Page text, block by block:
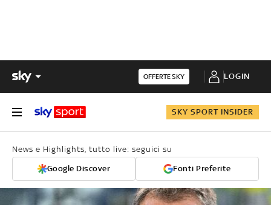
OFFERTE SKY LOGIN
SKY SPORT INSIDER
News e Highlights, tutto live: seguici su
Google Discover Fonti Preferite